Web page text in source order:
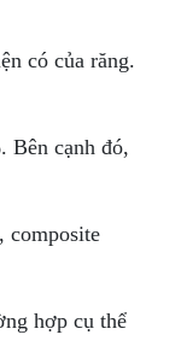
có của răng.
Bên cạnh đó,
composite
hợp cụ thể